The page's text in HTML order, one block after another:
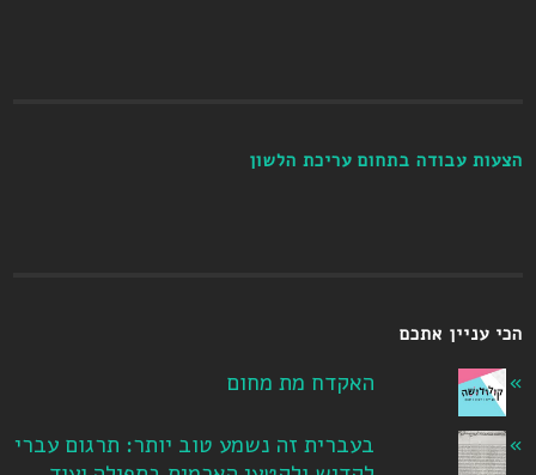
הצעות עבודה בתחום עריכת הלשון
הכי עניין אתכם
האקדח מת מחום
בעברית זה נשמע טוב יותר: תרגום עברי